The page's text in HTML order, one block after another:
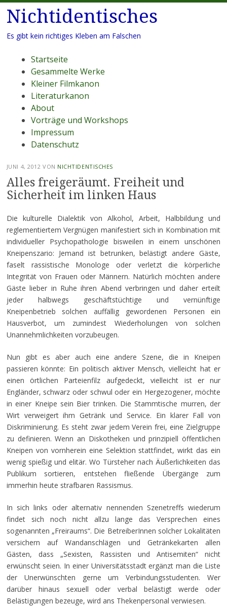
Nichtidentisches
Es gibt kein richtiges Kleben am Falschen
Menü
Zum
Inhalt
springen
Startseite
Gesammelte Werke
Kleiner Filmkanon
Literaturkanon
About
Vorträge und Workshops
Impressum
Datenschutz
JUNI 4, 2012 VON NICHTIDENTISCHES
Alles freigeräumt. Freiheit und
Sicherheit im linken Haus
Die kulturelle Dialektik von Alkohol, Arbeit, Halbbildung und
reglementiertem Vergnügen manifestiert sich in Kombination mit
individueller Psychopathologie bisweilen in einem unschönen
Kneipenszario: Jemand ist betrunken, belästigt andere Gäste,
faselt rassistische Monologe oder verletzt die körperliche
Integrität von Frauen oder Männern. Natürlich möchten andere
Gäste lieber in Ruhe ihren Abend verbringen und daher erteilt
jeder halbwegs geschäftstüchtige und vernünftige
Kneipenbetrieb solchen auffällig gewordenen Personen ein
Hausverbot, um zumindest Wiederholungen von solchen
Unannehmlichkeiten vorzubeugen.
Nun gibt es aber auch eine andere Szene, die in Kneipen
passieren könnte: Ein politisch aktiver Mensch, vielleicht hat er
einen örtlichen Parteienfilz aufgedeckt, vielleicht ist er nur
Engländer, schwarz oder schwul oder ein Hergezogener, möchte
in einer Kneipe sein Bier trinken. Die Stammtische murren, der
Wirt verweigert ihm Getränk und Service. Ein klarer Fall von
Diskriminierung. Es steht zwar jedem Verein frei, eine Zielgruppe
zu definieren. Wenn an Diskotheken und prinzipiell öffentlichen
Kneipen von vornherein eine Selektion stattfindet, wirkt das ein
wenig spießig und elitär. Wo Türsteher nach Äußerlichkeiten das
Publikum sortieren, entstehen fließende Übergänge zum
immerhin heute strafbaren Rassismus.
In sich links oder alternativ nennenden Szenetreffs wiederum
findet sich noch nicht allzu lange das Versprechen eines
sogenannten „Freiraums“. Die BetreiberInnen solcher Lokalitäten
versichern auf Wandanschlägen und Getränkekarten allen
Gästen, dass „Sexisten, Rassisten und Antisemiten“ nicht
erwünscht seien. In einer Universitätsstadt ergänzt man die Liste
der Unerwünschten gerne um Verbindungsstudenten. Wer
darüber hinaus sexuell oder verbal belästigt werde oder
Belästigungen bezeuge, wird ans Thekenpersonal verwiesen.